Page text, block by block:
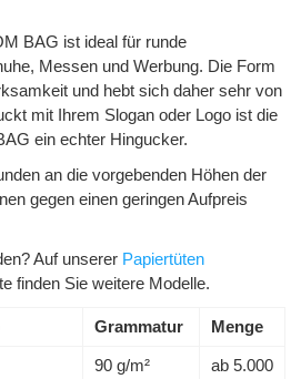
BAG ist ideal für runde
Messen und Werbung. Die Form
und hebt sich daher sehr von
mit Ihrem Slogan oder Logo ist die
ein echter Hingucker.
an die vorgebenden Höhen der
gegen einen geringen Aufpreis
Auf unserer Papiertüten
finden Sie weitere Modelle.
Grammatur Menge
90 g/m²
ab 5.000